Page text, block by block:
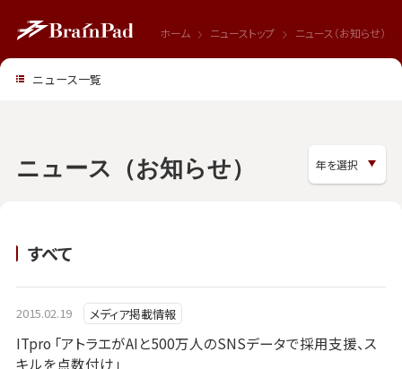
ホーム ニューストップ ニュース（お知らせ）
ニュース（お知らせ）
すべて
2015.02.19 メディア掲載情報
ITpro 「アトラエがAIと500万人のSNSデータで採用支援、ス
キルを点数付け」
ニュース一覧